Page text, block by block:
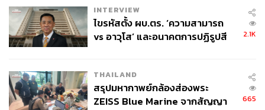
INTERVIEW
ไขรหัสตั้ง ผบ.ตร. ‘ความสามารถ
vs อาวุโส’ และอนาคตการปฏิรูปสี
2.1K
THAILAND
สรุปมหากาพย์กล้องส่องพระ
ZEISS Blue Marine จากสัญญา
665